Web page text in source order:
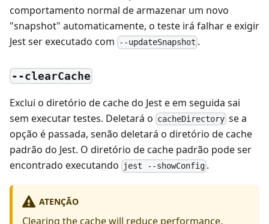
comportamento normal de armazenar um novo
"snapshot" automaticamente, o teste irá falhar e exigir
Jest ser executado com
--updateSnapshot .
--clearCache
Exclui o diretório de cache do Jest e em seguida sai
sem executar testes. Deletará o cacheDirectory se a
opção é passada, senão deletará o diretório de cache
padrão do Jest. O diretório de cache padrão pode ser
encontrado executando
jest --showConfig .
ATENÇÃO
Clearing the cache will reduce performance.